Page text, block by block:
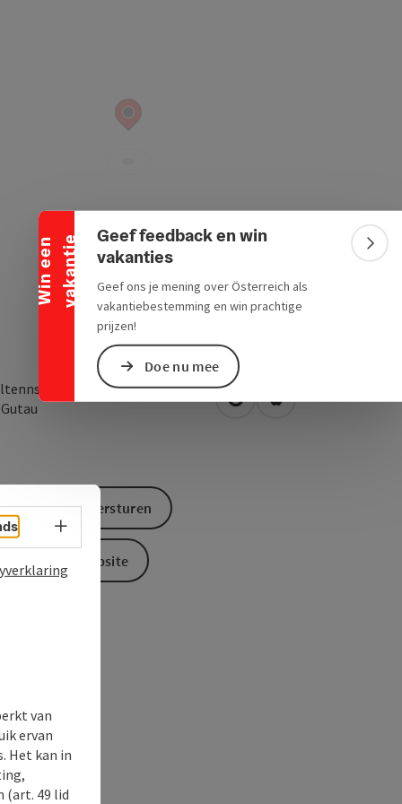
W
i
n
e
e
n
v
a
k
a
n
t
ie
Banner inklappen
Geef feedback en win
vakanties
Geef ons je mening over Österreich als
vakantiebestemming en win prachtige
prijzen!
Doe nu mee
6
Gutau Openen in Google Maps
Openen in Apple
Aanvraag versturen
Naar de website
Taalkeuze - menu openen
van
ervan
Het kan in
(art. 49 lid